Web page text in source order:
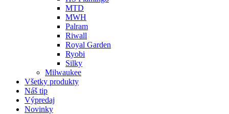
MTD
MWH
Palram
Riwall
Royal Garden
Ryobi
Silky
Milwaukee
Všetky produkty
Náš tip
Výpredaj
Novinky